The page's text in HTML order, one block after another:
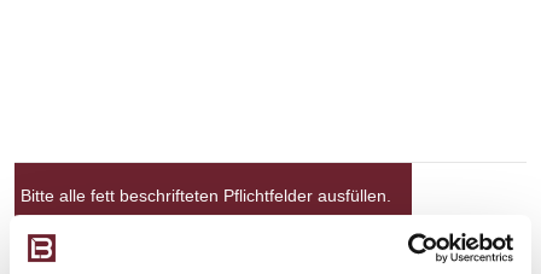
Bitte alle fett beschrifteten Pflichtfelder ausfüllen.